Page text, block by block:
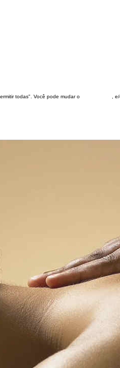
todas". Você pode mudar o
,